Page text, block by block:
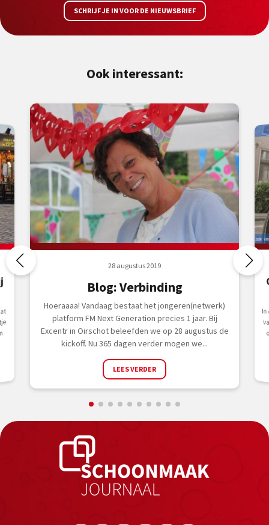
SCHRIJF JE IN VOOR DE NIEUWSBRIEF
Ook interessant:
28 augustus 2019
Blog: Verbinding
Hoeraaaa! Vandaag bestaat het jongeren(netwerk)
platform FM Next Generation precies 1 jaar. Bij
Excentr in Oirschot beleefden we op 28 augustus de
kickoff. Nu 365 dagen verder mogen we...
LEES VERDER